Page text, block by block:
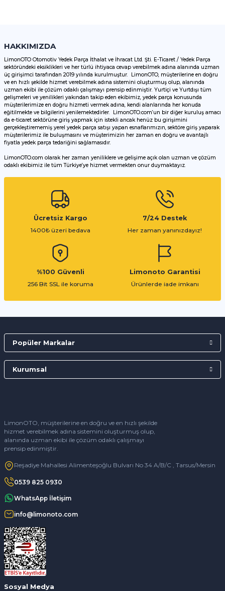
Görüş ve önerileriniz için teşekkür ederiz.
Ürün resmi kalitesiz, bozuk veya görüntülenemiyor.
Ürün açıklamasında eksik bilgiler bulunuyor.
Ürün bilgilerinde hatalar bulunuyor.
Ürün fiyatı diğer sitelerden daha pahalı.
Bu ürüne benzer farklı alternatifler olmalı.
HAKKIMIZDA
LimonOTO Otomotiv Yedek Parça İthalat ve İhracat Ltd. Şti. E-Ticaret / Yedek Parça
sektöründeki eksiklikleri ve her türlü ihtiyaca cevap verebilmek adına alanında uzman
üç girişimci tarafından 2019 yılında kurulmuştur. LimonOTO, müşterilerine en doğru
ve en hızlı şekilde hizmet verebilmek adına sistemini oluşturmuş olup, alanında
uzman ekibi ile çözüm odaklı çalışmayı prensip edinmiştir. Yurtiçi ve Yurtdışı tüm
gelişmeleri ve yenilikleri yakından takip eden ekibimiz, yedek parça konusunda
müşterilerimize en doğru hizmeti vermek adına, kendi alanlarında her konuda
eğitilmekte ve bilgilerini yenilemektedirler. LimonOTO.com’un bir diğer kuruluş amacı
da e-ticaret sektörüne giriş yapmak için istekli ancak henüz bu girişimini
gerçekleştirememiş yerel yedek parça satışı yapan esnaflarımızın, sektöre giriş yaparak
müşterilerimiz ile buluşmasını ve müşterimizin her zaman en doğru ve avantajlı
fiyatla yedek parça tedariğini sağlamasıdır.
LimonOTO.com olarak her zaman yeniliklere ve gelişime açık olan uzman ve çözüm
odaklı ekibimiz ile tüm Türkiye’ye hizmet vermekten onur duymaktayız.
Ücretsiz Kargo
1400₺ üzeri bedava
7/24 Destek
Her zaman yanınızdayız!
%100 Güvenli
256 Bit SSL ile koruma
Limonoto Garantisi
Ürünlerde iade imkanı
LimonOTO, müşterilerine en doğru ve en hızlı şekilde
hizmet verebilmek adına sistemini oluşturmuş olup,
alanında uzman ekibi ile çözüm odaklı çalışmayı
prensip edinmiştir.
Reşadiye Mahallesi Alimenteşoğlu Bulvarı No 34 A/B/C , Tarsus/Mersin
0539 825 0930
WhatsApp İletişim
info@limonoto.com
Popüler Markalar
Kurumsal
Sosyal Medya